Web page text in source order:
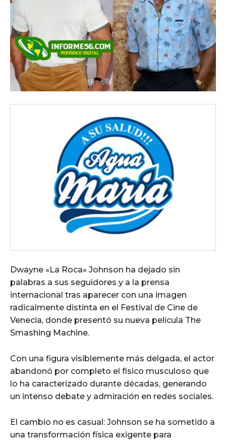
Dwayne «La Roca» Johnson ha dejado sin
palabras a sus seguidores y a la prensa
internacional tras aparecer con una imagen
radicalmente distinta en el Festival de Cine de
Venecia, donde presentó su nueva película The
Smashing Machine.
Con una figura visiblemente más delgada, el actor
abandonó por completo el físico musculoso que
lo ha caracterizado durante décadas, generando
un intenso debate y admiración en redes sociales.
El cambio no es casual: Johnson se ha sometido a
una transformación física exigente para